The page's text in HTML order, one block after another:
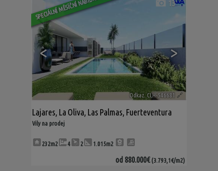
SPECIÁLNÍ MĚSÍČNÍ NABÍDKA
< >
13
Odkaz. CLH-546681 🔗
Lajares, La Oliva, Las Palmas, Fuerteventura
Vily na prodej
232m2 4 2 1.015m2
od 880.000€ (3.793,1€/m2)